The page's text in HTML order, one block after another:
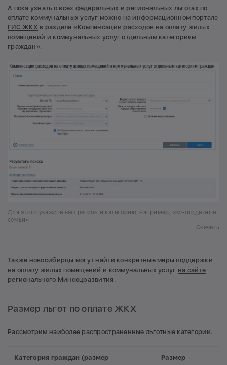
А пока узнать о всех федеральных и региональных льготах по
оплате коммунальных услуг можно на информационном портале
ГИС ЖКХ в разделе «Компенсации расходов на оплату жилых
помещений и коммунальных услуг отдельным категориям
граждан».
Для этого укажите ваш регион и категорию, например, «многодетные
семьи»
Скачать
Также новосибирцы могут найти конкретные меры поддержки
на оплату жилых помещений и коммунальных услуг на сайте
регионального Минсоцразвития .
Размер льгот по оплате ЖКХ
Рассмотрим наиболее распространенные льготные категории.
Категория граждан (размер
Размер